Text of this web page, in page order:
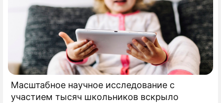
Масштабное научное исследование с
участием тысяч школьников вскрыло